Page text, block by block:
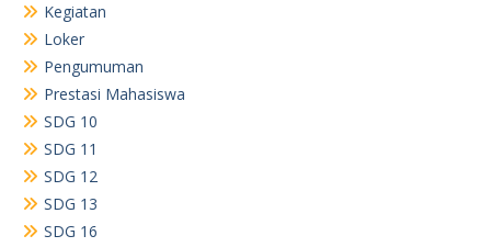
Kegiatan
Loker
Pengumuman
Prestasi Mahasiswa
SDG 10
SDG 11
SDG 12
SDG 13
SDG 16